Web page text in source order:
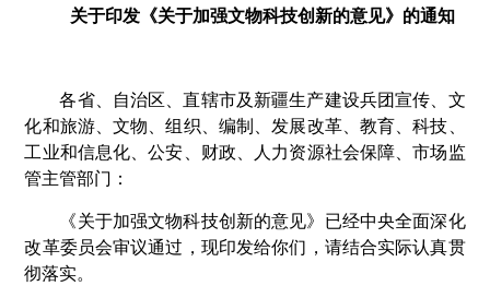
关于印发《关于加强文物科技创新的意见》的通知
各省、自治区、直辖市及新疆生产建设兵团宣传、文
化和旅游、文物、组织、编制、发展改革、教育、科技、
工业和信息化、公安、财政、人力资源社会保障、市场监
管主管部门：
《关于加强文物科技创新的意见》已经中央全面深化
改革委员会审议通过，现印发给你们，请结合实际认真贯
彻落实。